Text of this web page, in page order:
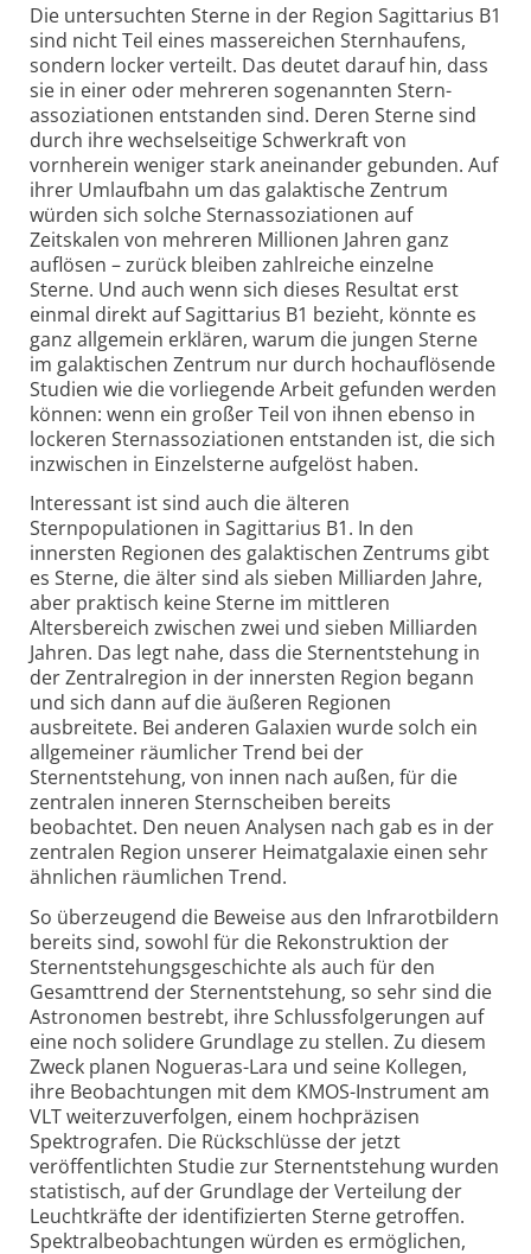
Die untersuchten Sterne in der Region Sagittarius B1
sind nicht Teil eines massereichen Sternhaufens,
sondern locker verteilt. Das deutet darauf hin, dass
sie in einer oder mehreren sogenannten Stern­
assoziationen entstanden sind. Deren Sterne sind
durch ihre wechselseitige Schwerkraft von
vornherein weniger stark aneinander gebunden. Auf
ihrer Umlaufbahn um das galaktische Zentrum
würden sich solche Sternassoziationen auf
Zeitskalen von mehreren Millionen Jahren ganz
auflösen – zurück bleiben zahlreiche einzelne
Sterne. Und auch wenn sich dieses Resultat erst
einmal direkt auf Sagittarius B1 bezieht, könnte es
ganz allgemein erklären, warum die jungen Sterne
im galaktischen Zentrum nur durch hochauflösende
Studien wie die vorliegende Arbeit gefunden werden
können: wenn ein großer Teil von ihnen ebenso in
lockeren Sternassoziationen entstanden ist, die sich
inzwischen in Einzelsterne aufgelöst haben.
Interessant ist sind auch die älteren
Sternpopulationen in Sagittarius B1. In den
innersten Regionen des galaktischen Zentrums gibt
es Sterne, die älter sind als sieben Milliarden Jahre,
aber praktisch keine Sterne im mittleren
Altersbereich zwischen zwei und sieben Milliarden
Jahren. Das legt nahe, dass die Stern­entstehung in
der Zentralregion in der innersten Region begann
und sich dann auf die äußeren Regionen
ausbreitete. Bei anderen Galaxien wurde solch ein
allgemeiner räumlicher Trend bei der
Sternentstehung, von innen nach außen, für die
zentralen inneren Sternscheiben bereits
beobachtet. Den neuen Analysen nach gab es in der
zentralen Region unserer Heimatgalaxie einen sehr
ähnlichen räumlichen Trend.
So überzeugend die Beweise aus den Infrarotbildern
bereits sind, sowohl für die Rekonstruktion der
Sternentstehungs­geschichte als auch für den
Gesamttrend der Sternentstehung, so sehr sind die
Astronomen bestrebt, ihre Schluss­folgerungen auf
eine noch solidere Grundlage zu stellen. Zu diesem
Zweck planen Nogueras-Lara und seine Kollegen,
ihre Beobachtungen mit dem KMOS-Instrument am
VLT weiterzuverfolgen, einem hochpräzisen
Spektrografen. Die Rückschlüsse der jetzt
veröffentlichten Studie zur Sternentstehung wurden
statistisch, auf der Grundlage der Verteilung der
Leuchtkräfte der identifizierten Sterne getroffen.
Spektralbeobachtungen würden es ermöglichen,